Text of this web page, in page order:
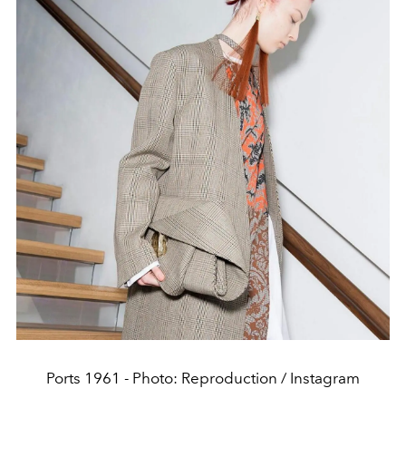
Ports 1961 - Photo: Reproduction / Instagram